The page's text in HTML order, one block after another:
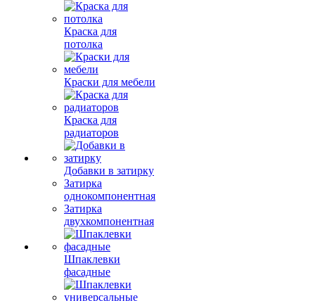
Краска для
потолка
Краски для мебели
Краска для
радиаторов
Добавки в затирку
Затирка
однокомпонентная
Затирка
двухкомпонентная
Шпаклевки
фасадные